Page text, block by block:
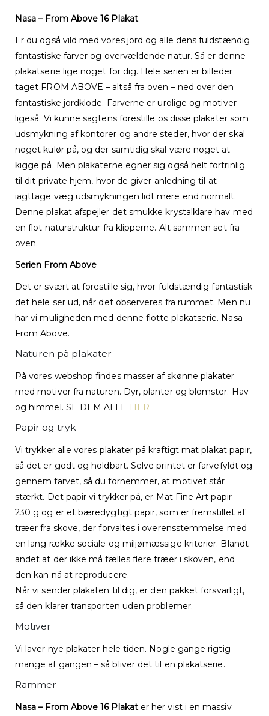
Nasa – From Above 16 Plakat
Er du også vild med vores jord og alle dens fuldstændig
fantastiske farver og overvældende natur. Så er denne
plakatserie lige noget for dig. Hele serien er billeder
taget FROM ABOVE – altså fra oven – ned over den
fantastiske jordklode. Farverne er urolige og motiver
ligeså. Vi kunne sagtens forestille os disse plakater som
udsmykning af kontorer og andre steder, hvor der skal
noget kulør på, og der samtidig skal være noget at
kigge på. Men plakaterne egner sig også helt fortrinlig
til dit private hjem, hvor de giver anledning til at
iagttage væg udsmykningen lidt mere end normalt.
Denne plakat afspejler det smukke krystalklare hav med
en flot naturstruktur fra klipperne. Alt sammen set fra
oven.
Serien From Above
Det er svært at forestille sig, hvor fuldstændig fantastisk
det hele ser ud, når det observeres fra rummet. Men nu
har vi muligheden med denne flotte plakatserie. Nasa –
From Above.
Naturen på plakater
På vores webshop findes masser af skønne plakater
med motiver fra naturen. Dyr, planter og blomster. Hav
og himmel. SE DEM ALLE HER
Papir og tryk
Vi trykker alle vores plakater på kraftigt mat plakat papir,
så det er godt og holdbart. Selve printet er farvefyldt og
gennem farvet, så du fornemmer, at motivet står
stærkt. Det papir vi trykker på, er Mat Fine Art papir
230 g og er et bæredygtigt papir, som er fremstillet af
træer fra skove, der forvaltes i overensstemmelse med
en lang række sociale og miljømæssige kriterier. Blandt
andet at der ikke må fælles flere træer i skoven, end
den kan nå at reproducere.
Når vi sender plakaten til dig, er den pakket forsvarligt,
så den klarer transporten uden problemer.
Motiver
Vi laver nye plakater hele tiden. Nogle gange rigtig
mange af gangen – så bliver det til en plakatserie.
Rammer
Nasa – From Above 16 Plakater her vist i en massiv